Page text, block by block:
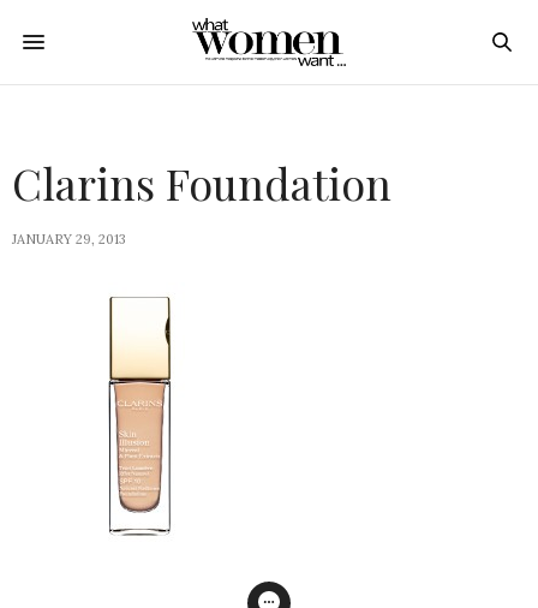
Clarins Foundation
JANUARY 29, 2013